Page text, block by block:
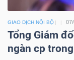
GIAO DỊCH NỘI BỘ
Tổng Giám
ngàn cp